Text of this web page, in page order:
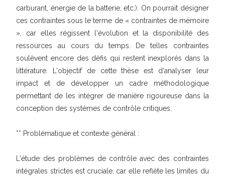
carburant, énergie de la batterie, etc.). On pourrait désigner
ces contraintes sous le terme de « contraintes de mémoire
», car elles régissent l'évolution et la disponibilité des
ressources au cours du temps. De telles contraintes
soulèvent encore des défis qui restent inexplorés dans la
littérature. L'objectif de cette thèse est d'analyser leur
impact et de développer un cadre méthodologique
permettant de les intégrer de manière rigoureuse dans la
conception des systèmes de contrôle critiques.
** Problématique et contexte général :
L'étude des problèmes de contrôle avec des contraintes
intégrales strictes est cruciale, car elle reflète les limites du